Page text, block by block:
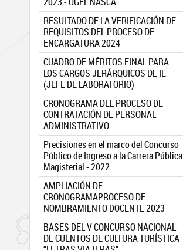
RESULTADO DE LA VERIFICACIÓN DE
REQUISITOS DEL PROCESO DE
ENCARGATURA 2024
CUADRO DE MÉRITOS FINAL PARA
LOS CARGOS JERÁRQUICOS DE IE
(JEFE DE LABORATORIO)
CRONOGRAMA DEL PROCESO DE
CONTRATACIÓN DE PERSONAL
ADMINISTRATIVO
Precisiones en el marco del Concurso
Público de Ingreso a la Carrera Pública
Magisterial - 2022
AMPLIACIÓN DE
CRONOGRAMAPROCESO DE
NOMBRAMIENTO DOCENTE 2023
BASES DEL V CONCURSO NACIONAL
DE CUENTOS DE CULTURA TURÍSTICA